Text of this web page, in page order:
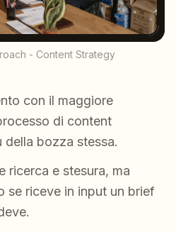
- Content Strategy
con il maggiore
di content
bozza stessa.
ricerca e stesura, ma
se riceve in input un brief